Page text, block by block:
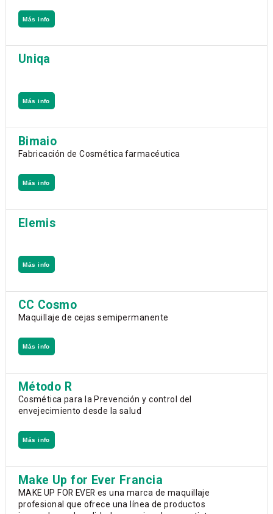
Más info
Uniqa
Más info
Bimaio
Fabricación de Cosmética farmacéutica
Más info
Elemis
Más info
CC Cosmo
Maquillaje de cejas semipermanente
Más info
Método R
Cosmética para la Prevención y control del
envejecimiento desde la salud
Más info
Make Up for Ever Francia
MAKE UP FOR EVER es una marca de maquillaje
profesional que ofrece una línea de productos